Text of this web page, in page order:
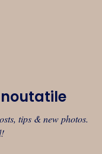
tips & new photos.